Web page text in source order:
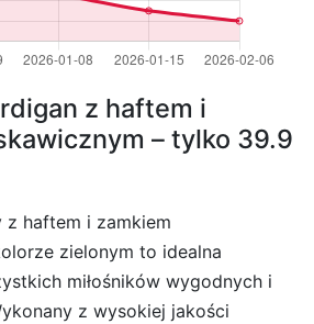
z haftem i
– tylko 39.9
z haftem i zamkiem
zielonym to idealna
miłośników wygodnych i
z wysokiej jakości